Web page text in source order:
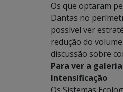
Os que optaram
Dantas no
possível ver
redução do
discussão sobre
Para ver a
Intensificação